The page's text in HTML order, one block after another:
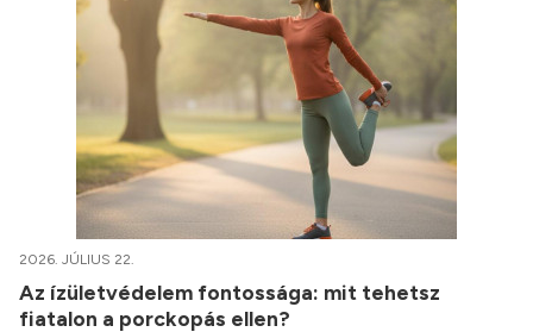
2026. JÚLIUS 22.
Az ízületvédelem fontossága: mit tehetsz
fiatalon a porckopás ellen?